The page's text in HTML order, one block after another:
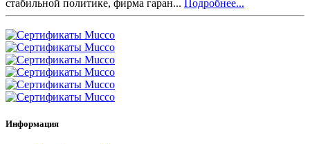
стабильной политике, фирма гаран... Подробнее...
Информация